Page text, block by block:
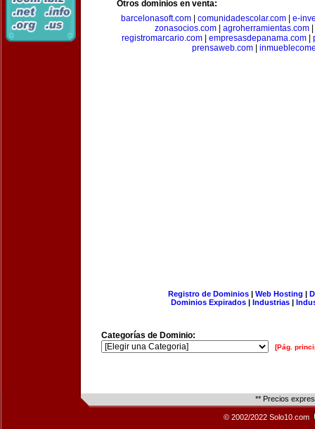
Otros dominios en venta:
barcelonasoft.com
comunidadescolar.com
e-
zonasocios.com
agroherramientas.com
registromarcario.com| empresasdepanama.com|
prensaweb.com
Registro de Dominios| Web Hosting |
Dominios Expirados | Industrias |
Categorías de Dominio:
[Pág.
** Precios
© 2002/2022 Solo10.com